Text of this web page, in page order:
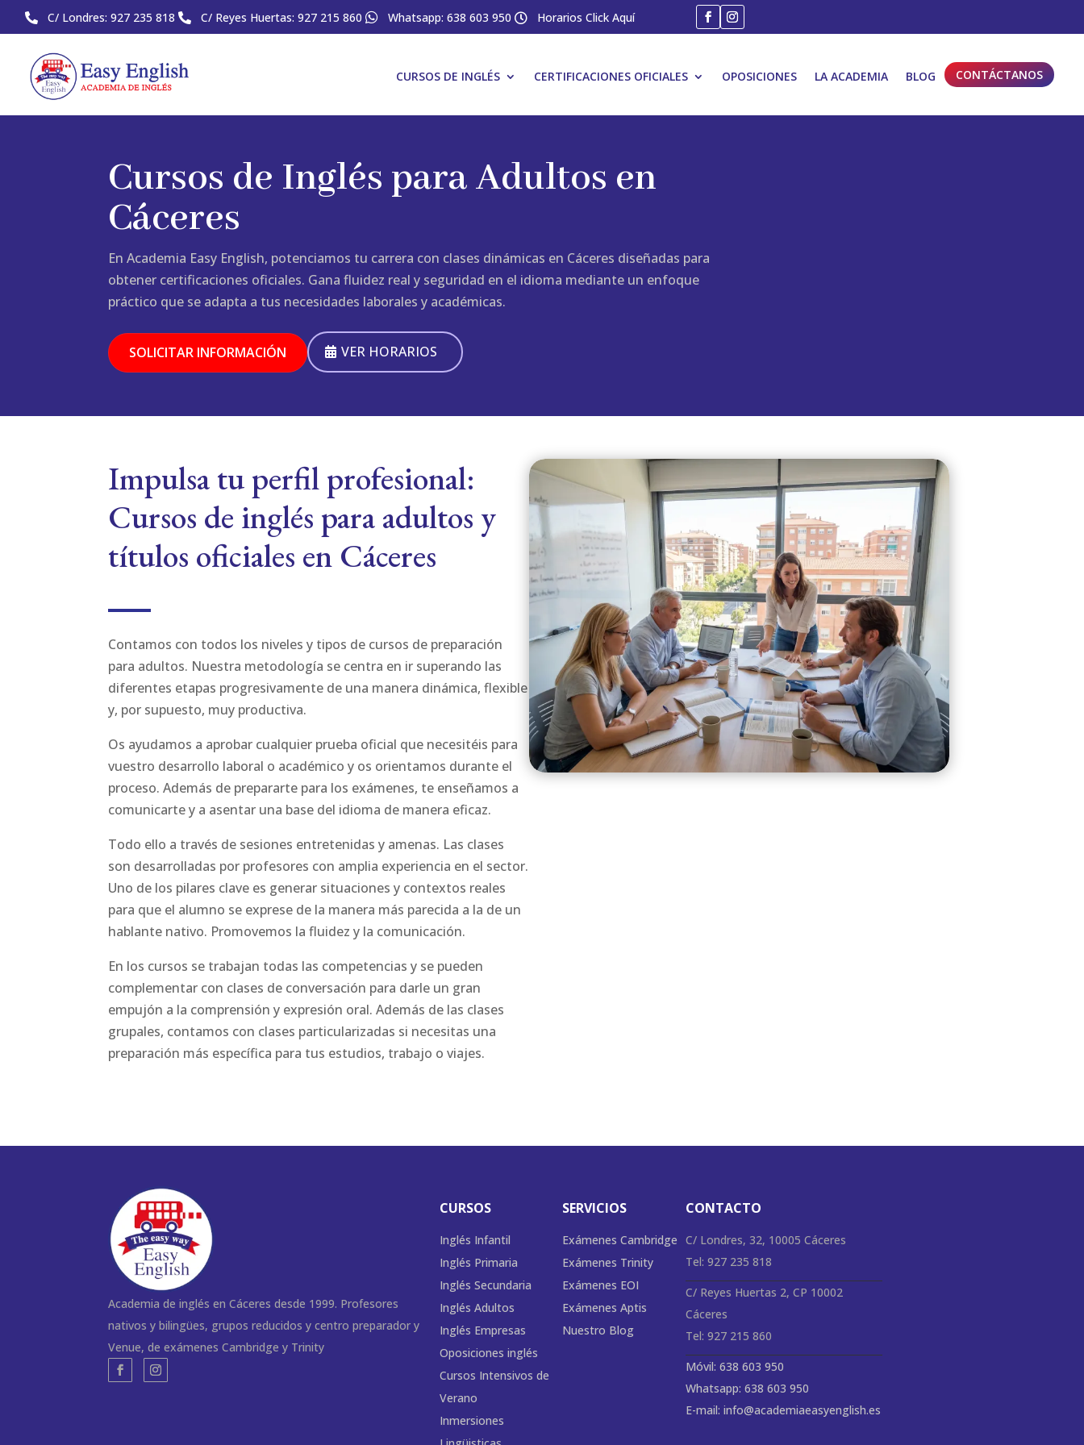
 C/ Londres: 927 235 818  C/ Reyes Huertas: 927 215 860  Whatsapp: 638 603 950  Horarios Click Aquí
CURSOS DE INGLÉS CERTIFICACIONES OFICIALES OPOSICIONES LA ACADEMIA BLOG CONTÁCTANOS
Cursos de Inglés para Adultos en
Cáceres
En Academia Easy English, potenciamos tu carrera con clases dinámicas en Cáceres diseñadas para
obtener certificaciones oficiales. Gana fluidez real y seguridad en el idioma mediante un enfoque
práctico que se adapta a tus necesidades laborales y académicas.
SOLICITAR INFORMACIÓN VER HORARIOS
Impulsa tu perfil profesional:
Cursos de inglés para adultos y
títulos oficiales en Cáceres
Contamos con todos los niveles y tipos de cursos de preparación
para adultos. Nuestra metodología se centra en ir superando las
diferentes etapas progresivamente de una manera dinámica, flexible
y, por supuesto, muy productiva.
Os ayudamos a aprobar cualquier prueba oficial que necesitéis para
vuestro desarrollo laboral o académico y os orientamos durante el
proceso. Además de prepararte para los exámenes, te enseñamos a
comunicarte y a asentar una base del idioma de manera eficaz.
Todo ello a través de sesiones entretenidas y amenas. Las clases
son desarrolladas por profesores con amplia experiencia en el sector.
Uno de los pilares clave es generar situaciones y contextos reales
para que el alumno se exprese de la manera más parecida a la de un
hablante nativo. Promovemos la fluidez y la comunicación.
En los cursos se trabajan todas las competencias y se pueden
complementar con clases de conversación para darle un gran
empujón a la comprensión y expresión oral. Además de las clases
grupales, contamos con clases particularizadas si necesitas una
preparación más específica para tus estudios, trabajo o viajes.
Academia de inglés en Cáceres desde 1999. Profesores
nativos y bilingües, grupos reducidos y centro preparador y
Venue, de exámenes Cambridge y Trinity
CURSOS
Inglés Infantil
Inglés Primaria
Inglés Secundaria
Inglés Adultos
Inglés Empresas
Oposiciones inglés
Cursos Intensivos de
Verano
Inmersiones
SERVICIOS
Exámenes Cambridge
Exámenes Trinity
Exámenes EOI
Exámenes Aptis
Nuestro Blog
CONTACTO
C/ Londres, 32, 10005 Cáceres
Tel: 927 235 818
C/ Reyes Huertas 2, CP 10002
Cáceres
Tel: 927 215 860
Móvil: 638 603 950
Whatsapp: 638 603 950
E-mail: info@academiaeasyenglish.es